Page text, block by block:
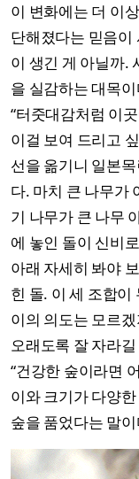
이 변화에는 더 이
단해졌다는 믿음이
이 생긴 게 아닐까.
을 실감하는 대목
“터줏대감처럼 이
이걸 보여 드리고
선을 옮기니 일본
다. 마치 큰 나무가
기 나무가 큰 나무
에 놓인 돌이 신비
아래 자세히 봐야
힌 돌. 이 세 조합이
이의 의도는 모르
오래도록 잘 자라
“건강한 숲이라면
이와 크기가 다양
숲을 품었다는 말